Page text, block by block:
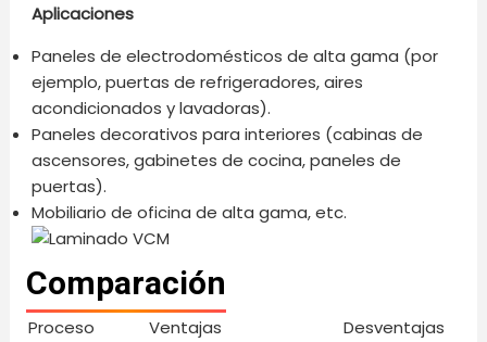
Aplicaciones
Paneles de electrodomésticos de alta gama (por
ejemplo, puertas de refrigeradores, aires
acondicionados y lavadoras).
Paneles decorativos para interiores (cabinas de
ascensores, gabinetes de cocina, paneles de
puertas).
Mobiliario de oficina de alta gama, etc.
Comparación
Proceso Ventajas Desventajas